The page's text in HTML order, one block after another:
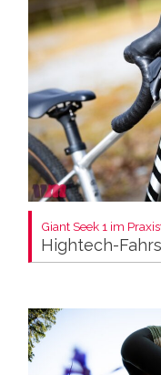
Giant Seek 1 im
Hightech-